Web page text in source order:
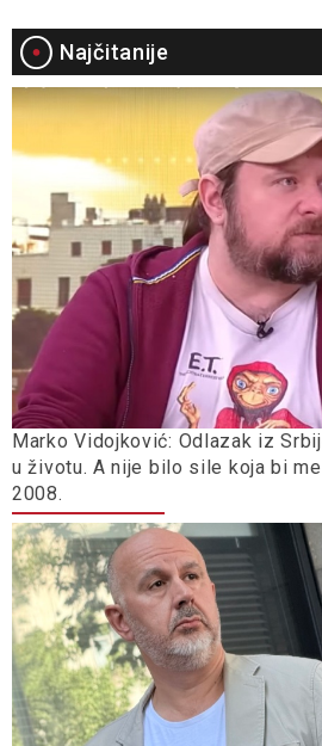
Najčitanije
Marko Vidojković: Odlazak iz
u životu. A nije bilo sile koja bi
2008.